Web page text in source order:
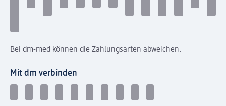
Bei dm-med können die Zahlungsarten abweichen.
Mit dm verbinden